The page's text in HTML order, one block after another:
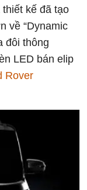
kế đã tạo
về “Dynamic
đôi thông
LED bán elip
Rover